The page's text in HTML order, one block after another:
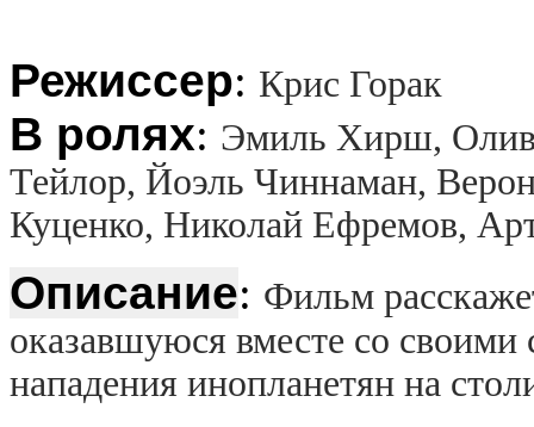
Режиссер: Крис Горак
В ролях: Эмиль Хирш,
Тейлор, Йоэль Чиннаман,
Куценко, Николай Ефремов,
Описание: Фильм
оказавшуюся вместе со
нападения инопланетян на